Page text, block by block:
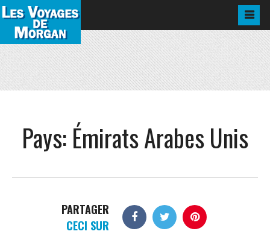
Pays: Émirats Arabes Unis
PARTAGER
CECI SUR